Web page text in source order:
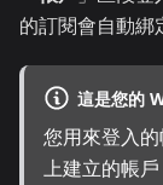
的訂閱會自動綁
這是您的
您用來登入
上建立的帳